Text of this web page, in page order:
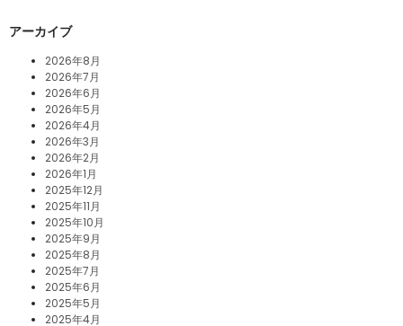
アーカイブ
2026年8月
2026年7月
2026年6月
2026年5月
2026年4月
2026年3月
2026年2月
2026年1月
2025年12月
2025年11月
2025年10月
2025年9月
2025年8月
2025年7月
2025年6月
2025年5月
2025年4月